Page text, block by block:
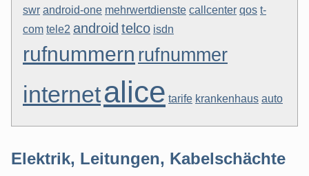
swr android-one mehrwertdienste callcenter qos t-
com tele2 android telco isdn
rufnummern rufnummer
internetalice tarife krankenhaus auto
Elektrik, Leitungen, Kabelschächte